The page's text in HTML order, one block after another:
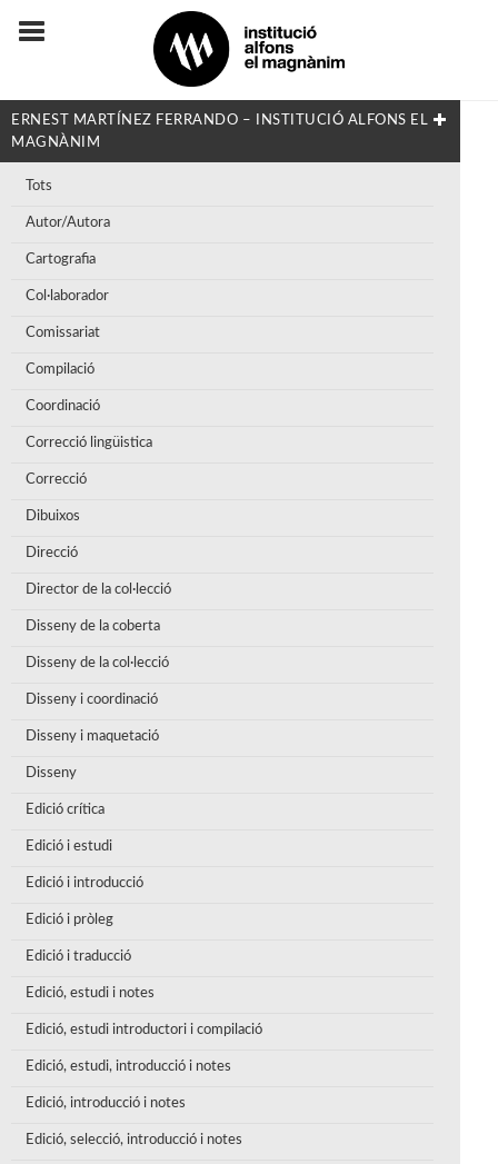
ERNEST MARTÍNEZ FERRANDO – INSTITUCIÓ ALFONS EL
MAGNÀNIM
Tots
Autor/Autora
Cartografia
Col·laborador
Comissariat
Compilació
Coordinació
Correcció lingüistica
Correcció
Dibuixos
Direcció
Director de la col·lecció
Disseny de la coberta
Disseny de la col·lecció
Disseny i coordinació
Disseny i maquetació
Disseny
Edició crítica
Edició i estudi
Edició i introducció
Edició i pròleg
Edició i traducció
Edició, estudi i notes
Edició, estudi introductori i compilació
Edició, estudi, introducció i notes
Edició, introducció i notes
Edició, selecció, introducció i notes